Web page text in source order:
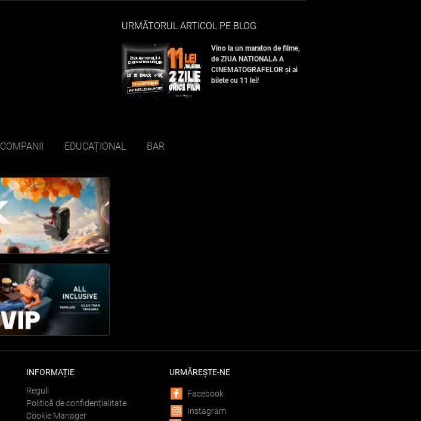
URMĂTORUL ARTICOL PE BLOG
Vino la un maraton de filme,
de ZIUA NATIONALA A
CINEMATOGRAFELOR și ai
bilete cu 11 lei!
COMPANII EDUCAȚIONAL BAR
INFORMAȚIE
Reguli
Politică de confidențialitate
Cookie Manager
URMĂREȘTE-NE
Facebook
Instagram